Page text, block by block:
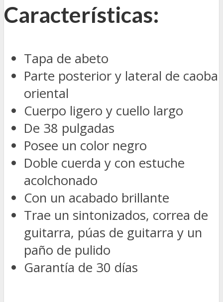
Características:
Tapa de abeto
Parte posterior y lateral de caoba
oriental
Cuerpo ligero y cuello largo
De 38 pulgadas
Posee un color negro
Doble cuerda y con estuche
acolchonado
Con un acabado brillante
Trae un sintonizados, correa de
guitarra, púas de guitarra y un
paño de pulido
Garantía de 30 días